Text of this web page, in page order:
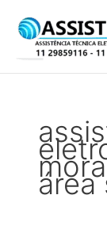
para
conteúdo
área